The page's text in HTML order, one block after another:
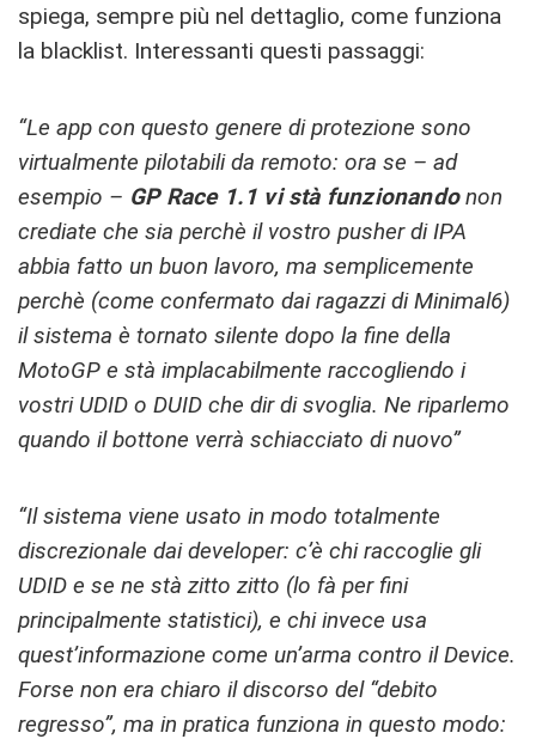
spiega, sempre più nel dettaglio, come funziona
la blacklist. Interessanti questi passaggi:
“Le app con questo genere di protezione sono
virtualmente pilotabili da remoto: ora se – ad
esempio – GP Race 1.1 vi stà funzionandonon
crediate che sia perchè il vostro pusher di IPA
abbia fatto un buon lavoro, ma semplicemente
perchè (come confermato dai ragazzi di Minimal6)
il sistema è tornato silente dopo la fine della
MotoGP e stà implacabilmente raccogliendo i
vostri UDID o DUID che dir di svoglia. Ne riparlemo
quando il bottone verrà schiacciato di nuovo”
“Il sistema viene usato in modo totalmente
discrezionale dai developer: c’è chi raccoglie gli
UDID e se ne stà zitto zitto (lo fà per fini
principalmente statistici), e chi invece usa
quest’informazione come un’arma contro il Device.
Forse non era chiaro il discorso del “debito
regresso”, ma in pratica funziona in questo modo: